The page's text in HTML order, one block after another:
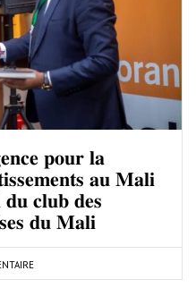
𝐩𝐨𝐮𝐫 𝐥𝐚
𝐚𝐮 𝐌𝐚𝐥𝐢
𝐝𝐮 𝐜𝐥𝐮𝐛 𝐝𝐞𝐬
𝐝𝐮 𝐌𝐚𝐥𝐢